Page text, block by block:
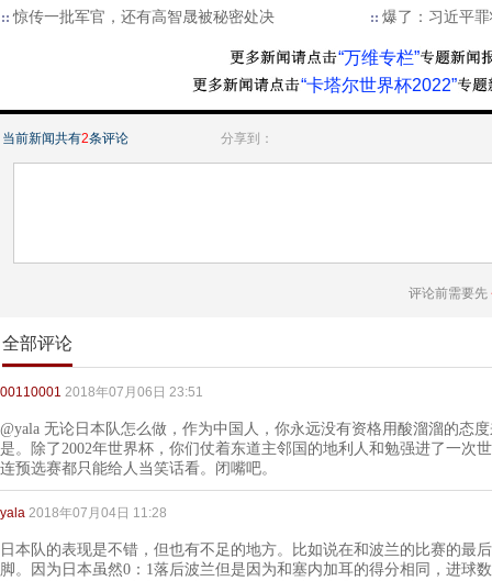
惊传一批军官，还有高智晟被秘密处决
爆了：习近平
“万维专栏”
“卡塔尔世界杯2022”
当前新闻共有2条评论 分享到：
评论前需要先
全部评论
00110001 2018年07月06日 23:51
@yala 无论日本队怎么做，作为中国人，你永远没有资格用酸溜溜的态
是。除了2002年世界杯，你们仗着东道主邻国的地利人和勉强进了一次
连预选赛都只能给人当笑话看。闭嘴吧。
yala 2018年07月04日 11:28
日本队的表现是不错，但也有不足的地方。比如说在和波兰的比赛的最
脚。因为日本虽然0：1落后波兰但是因为和塞内加耳的得分相同，进球